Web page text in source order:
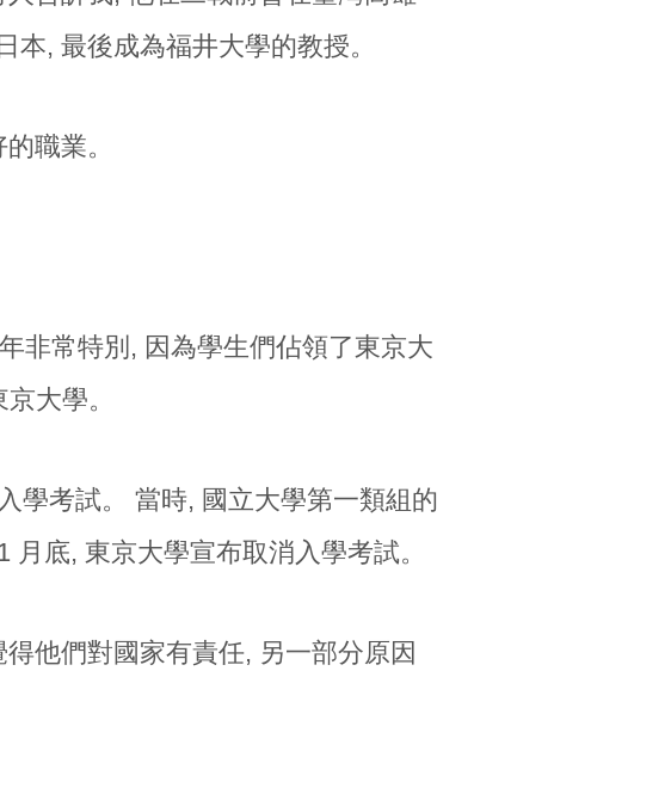
, 最後成為福井大學的教授。
職業。
非常特別, 因為學生們佔領了東京大
大學。
學考試。 當時, 國立大學第一類組的
底, 東京大學宣布取消入學考試。
他們對國家有責任, 另一部分原因